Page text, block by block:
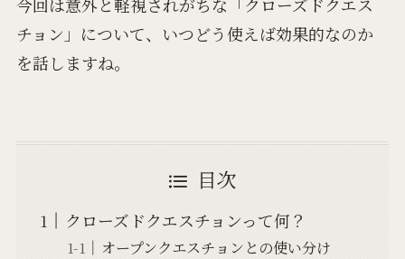
チョン」について、いつどう使えば効果的なのか
を話しますね。
目次
クローズドクエスチョンって何？
オープンクエスチョンとの使い分け